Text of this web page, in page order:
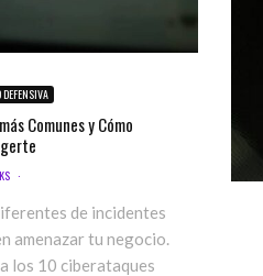
Comunes y Cómo
·
de incidentes
amenazar tu negocio.
los 10 ciberataques